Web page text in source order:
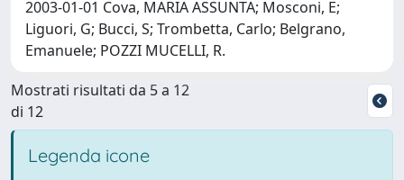
2003-01-01 Cova, MARIA ASSUNTA; Mosconi, E;
Liguori, G; Bucci, S; Trombetta, Carlo; Belgrano,
Emanuele; POZZI MUCELLI, R.
Mostrati risultati da 5 a 12
di 12
Legenda icone